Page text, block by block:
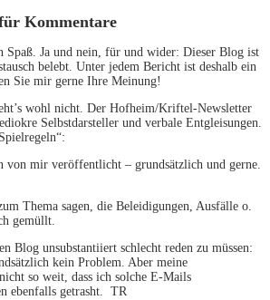
Kommentare
Spaß. Ja und nein, für und wider: Dieser Blog ist
belebt. Unter jedem Bericht ist deshalb ein
Sie mir gerne Ihre Meinung!
wohl nicht. Der Hofheim/Kriftel-Newsletter
Selbstdarsteller und verbale Entgleisungen.
von mir veröffentlicht – grundsätzlich und gerne.
Thema sagen, die Beleidigungen, Ausfälle o.
gemüllt.
Blog unsubstantiiert schlecht reden zu müssen:
kein Problem. Aber meine
so weit, dass ich solche E-Mails
ebenfalls getrasht. TR